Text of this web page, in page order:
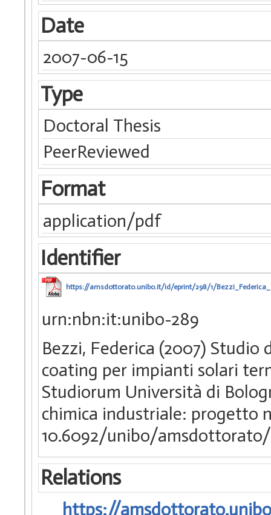
Date
2007-06-15
Type
Doctoral Thesis
PeerReviewed
Format
application/pdf
Identifier
https://amsdottorato.unibo.it/id/eprint/298/1/
urn:nbn:it:unibo-289
Bezzi, Federica (2007)
coating per impianti solari
Studiorum Università di
chimica industriale: progetto
10.6092/unibo/
Relations
https://